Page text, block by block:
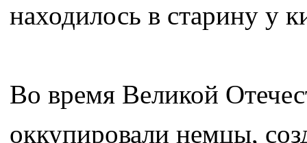
находилось в старину у
Во время Великой
оккупировали немцы,